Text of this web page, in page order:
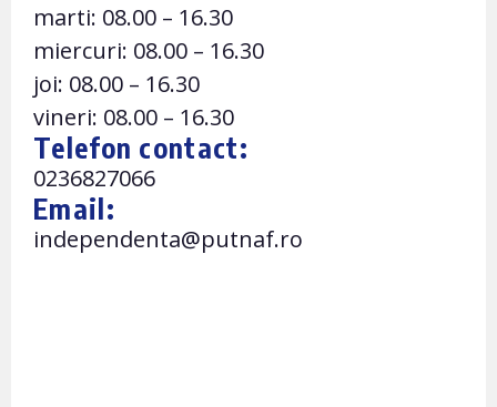
marti: 08.00 – 16.30
miercuri: 08.00 – 16.30
joi: 08.00 – 16.30
vineri: 08.00 – 16.30
Telefon contact:
0236827066
Email:
independenta@putnaf.ro